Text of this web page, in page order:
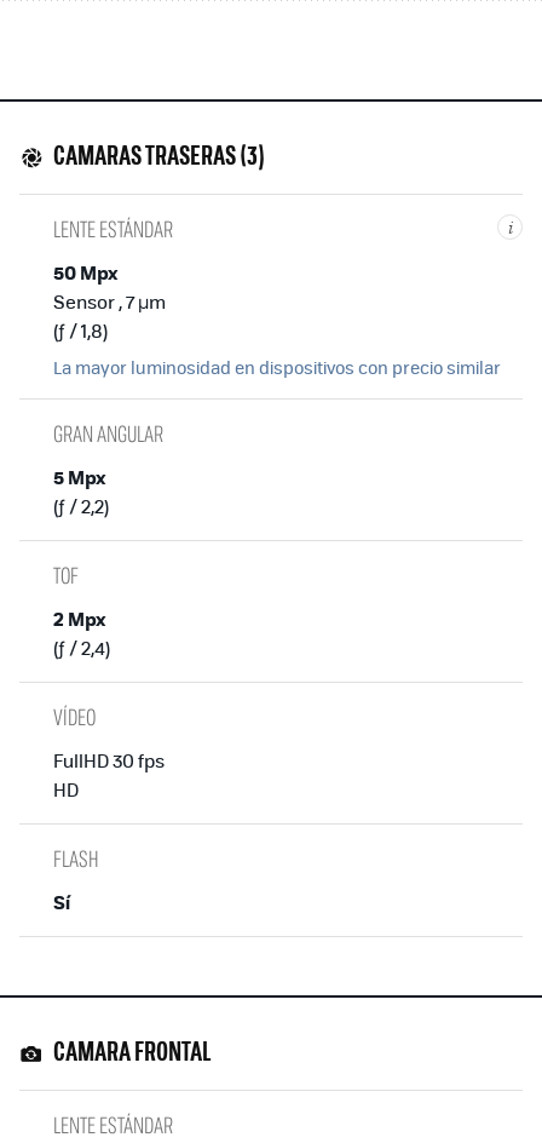
CAMARAS TRASERAS (3)
i
LENTE ESTÁNDAR
50 Mpx
Sensor , 7 µm
(ƒ / 1,8)
La mayor luminosidad en dispositivos con precio similar
GRAN ANGULAR
5 Mpx
(ƒ / 2,2)
TOF
2 Mpx
(ƒ / 2,4)
VÍDEO
FullHD 30 fps
HD
FLASH
Sí
CAMARA FRONTAL
LENTE ESTÁNDAR